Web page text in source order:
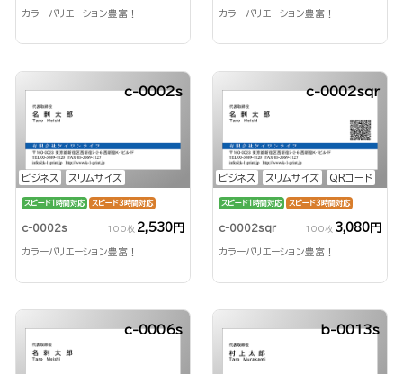
カラーバリエーション豊富！ カラーバリエーション豊富！
ビジネス スリムサイズ
c-0002s
スピード1時間対応 スピード3時間対応
c-0002s 100枚 2,530円
カラーバリエーション豊富！
ビジネス スリムサイズ QRコード
c-0002sqr
スピード1時間対応 スピード3時間対応
c-0002sqr 100枚 3,080円
カラーバリエーション豊富！
c-0006s b-0013s